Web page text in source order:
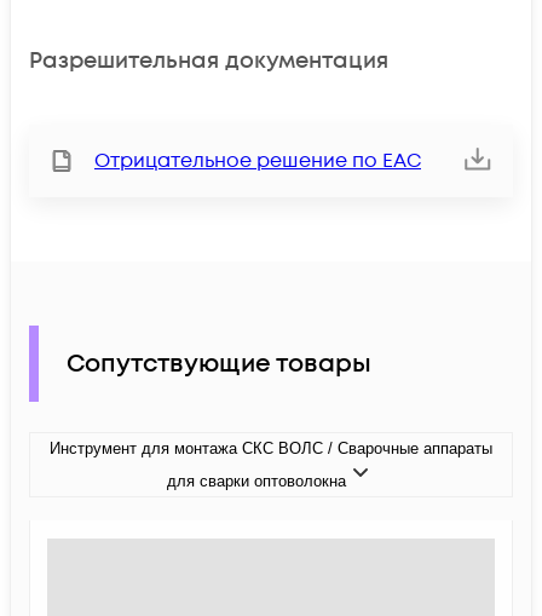
Разрешительная документация
Отрицательное решение по ЕАС
Сопутствующие товары
Инструмент для монтажа СКС ВОЛС / Сварочные аппараты
для сварки оптоволокна